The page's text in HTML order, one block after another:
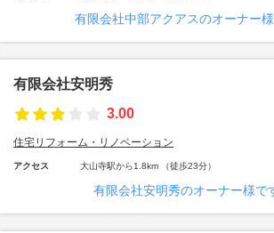
有限会社中部アクアスのオーナー
有限会社安明秀
3.00
住宅リフォーム・リノベーション
アクセス 大山寺駅から1.8km （徒歩23分）
有限会社安明秀のオーナー様で